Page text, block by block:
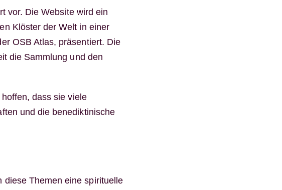
vor. Die Website wird ein
Klöster der Welt in einer
OSB Atlas, präsentiert. Die
die Sammlung und den
dass sie viele
und die benediktinische
diese Themen eine spirituelle